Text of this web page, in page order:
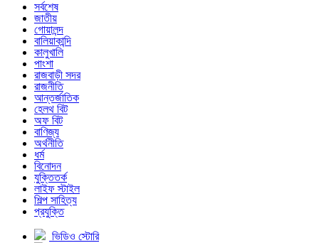
সর্বশেষ
জাতীয়
গোয়ালন্দ
বালিয়াকান্দি
কালুখালি
পাংশা
রাজবাড়ী সদর
রাজনীতি
আন্তর্জাতিক
হেলথ বিট
অফ বিট
বাণিজ্য
অর্থনীতি
ধর্ম
বিনোদন
যুক্তিতর্ক
লাইফ স্টাইল
শিল্প সাহিত্য
প্রযুক্তি
ভিডিও স্টোরি